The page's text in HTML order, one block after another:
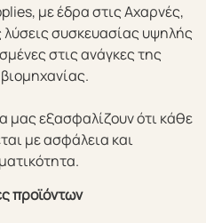
με έδρα στις Αχαρνές,
συσκευασίας υψηλής
στις ανάγκες της
μας εξασφαλίζουν ότι κάθε
με ασφάλεια και
προϊόντων